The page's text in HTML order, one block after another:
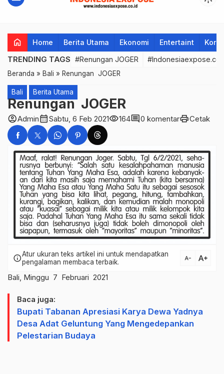
home Home Berita Utama Ekonomi Entertaint
TRENDING TAGS #Renungan JOGER
Beranda » Bali » Renungan JOGER
Bali Berita Utama
Renungan JOGER
account_circleAdmincalendar_monthSabtu, 6 Feb 2021visibility164comment0 komentarprintCetak
infoAtur ukuran teks artikel ini untuk mendapatkan
pengalaman membaca terbaik.
text_decrease text_increase
Bali, Minggu 7 Februari 2021
Baca juga:
Bupati Tabanan Apresiasi Karya Dewa Yadnya
Desa Adat Geluntung Yang Mengedepankan
Pelestarian Budaya